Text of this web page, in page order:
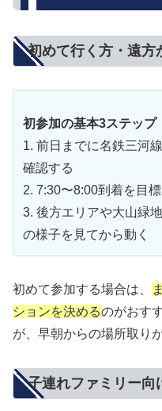
初めて行く方・遠方
初参加の基本3ステップ
1. 前日までに名鉄三河
確認する
2. 7:30〜8:00到着を目
3. 後方エリアや大山緑
の様子を見てから動く
初めて参加する場合は、
ションを決めるのがおす
が、早朝からの場所取り
子連れファミリー向